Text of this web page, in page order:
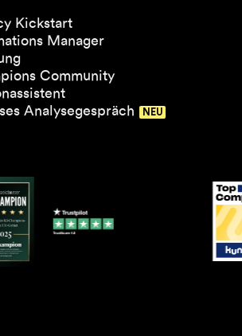
Kickstart
Manager
Community
Analysegespräch